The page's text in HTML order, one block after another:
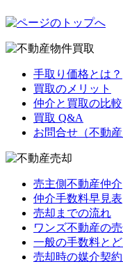
手取り価格とは？
買取のメリット
仲介と買取の比較
買取 Q&A
お問合せ（不動産
売主側不動産仲介
仲介手数料早見表
売却までの流れ
ワンズ不動産の
一般の手数料と
売却時の媒介契